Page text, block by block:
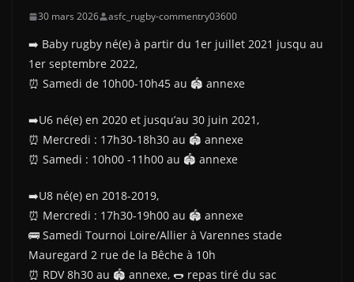
30 mars 2026 asfc_rugby-commentry03600
➡️ Baby rugby né(e) à partir du 1er juillet 2021 jusqu au
1er septembre 2022,
⏰️ Samedi de 10h00-10h45 au 🏟 annexe
➡️U6 né(e) en 2020 et jusqu’au 30 juin 2021,
⏰️ Mercredi : 17h30-18h30 au 🏟 annexe
⏰️ Samedi : 10h00 -11h00 au 🏟 annexe
➡️U8 né(e) en 2018-2019,
⏰️ Mercredi : 17h30-19h00 au 🏟 annexe
🚌 Samedi Tournoi Loire/Allier à Varennes stade
Mauregard 2 rue de la Bêche à 10h
⏰️ RDV 8h30 au 🏟 annexe, 🌭 repas tiré du sac